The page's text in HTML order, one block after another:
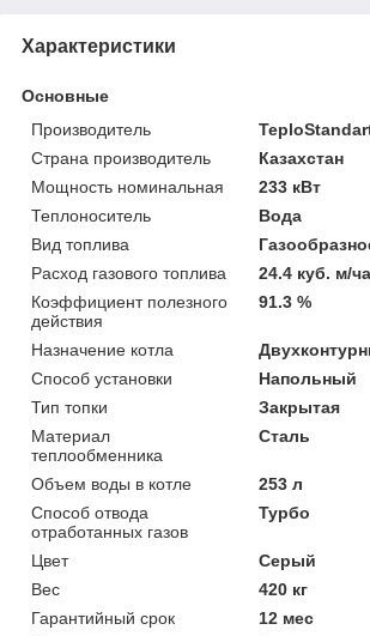
Характеристики
Основные
Производитель
Страна производитель
Казахстан
Мощность номинальная
233 кВт
Теплоноситель
Вода
Вид топлива
Расход газового топлива
24.4 куб. м/
Коэффициент полезного
действия
91.3 %
Назначение котла
Способ установки
Напольный
Тип топки
Закрытая
Материал
теплообменника
Сталь
Объем воды в котле
253 л
Способ отвода
отработанных газов
Турбо
Цвет
Серый
Вес
420 кг
Гарантийный срок
12 мес